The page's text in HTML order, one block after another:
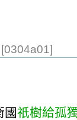
[0304a01]
國祇樹給孤